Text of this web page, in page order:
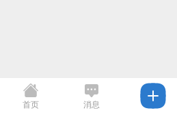
首页 消息